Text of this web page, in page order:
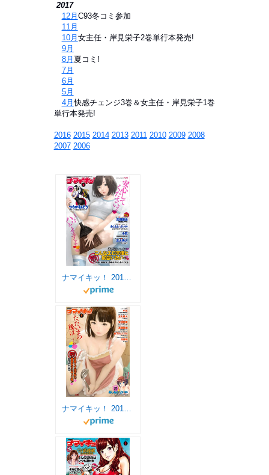
2017
12月 C93冬コミ参加
11月
10月 女主任・岸見栄子2巻単行本発売!
9月
8月 夏コミ!
7月
6月
5月
4月快感チェンジ3巻＆女主任・岸見栄子1巻
単行本発売!
2016 2015 2014 2013 2011 2010 2009 2008
2007 2006
ナマイキッ！ 2017年6月号 [雑誌]
ナマイキッ！ 2017年5月号 [雑誌]